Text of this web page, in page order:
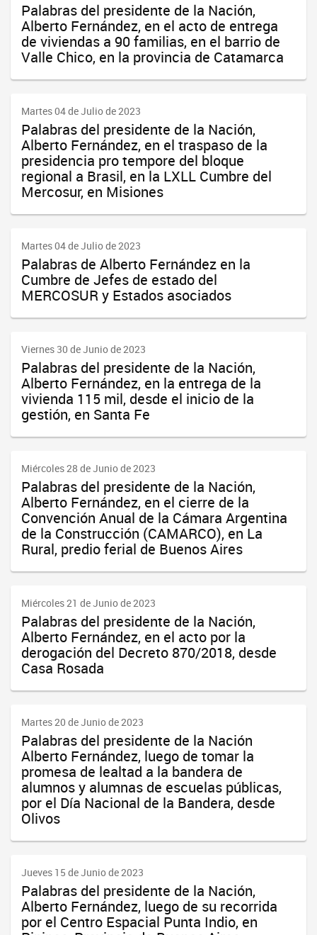
Palabras del presidente de la Nación,
Alberto Fernández, en el acto de entrega
de viviendas a 90 familias, en el barrio de
Valle Chico, en la provincia de Catamarca
Martes 04 de Julio de 2023
Palabras del presidente de la Nación,
Alberto Fernández, en el traspaso de la
presidencia pro tempore del bloque
regional a Brasil, en la LXLL Cumbre del
Mercosur, en Misiones
Martes 04 de Julio de 2023
Palabras de Alberto Fernández en la
Cumbre de Jefes de estado del
MERCOSUR y Estados asociados
Viernes 30 de Junio de 2023
Palabras del presidente de la Nación,
Alberto Fernández, en la entrega de la
vivienda 115 mil, desde el inicio de la
gestión, en Santa Fe
Miércoles 28 de Junio de 2023
Palabras del presidente de la Nación,
Alberto Fernández, en el cierre de la
Convención Anual de la Cámara Argentina
de la Construcción (CAMARCO), en La
Rural, predio ferial de Buenos Aires
Miércoles 21 de Junio de 2023
Palabras del presidente de la Nación,
Alberto Fernández, en el acto por la
derogación del Decreto 870/2018, desde
Casa Rosada
Martes 20 de Junio de 2023
Palabras del presidente de la Nación
Alberto Fernández, luego de tomar la
promesa de lealtad a la bandera de
alumnos y alumnas de escuelas públicas,
por el Día Nacional de la Bandera, desde
Olivos
Jueves 15 de Junio de 2023
Palabras del presidente de la Nación,
Alberto Fernández, luego de su recorrida
por el Centro Espacial Punta Indio, en